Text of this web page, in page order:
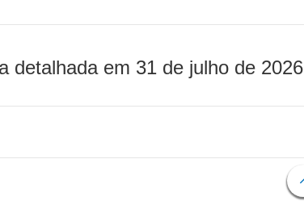
detalhada em 31 de julho de 2026